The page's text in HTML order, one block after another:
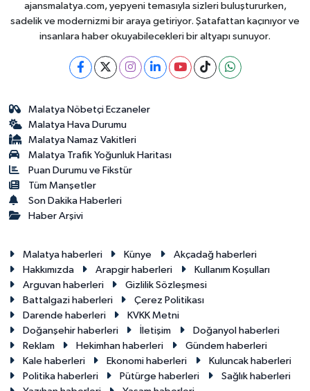
ajansmalatya.com, yepyeni temasıyla sizleri buluştururken,
sadelik ve modernizmi bir araya getiriyor. Şatafattan kaçınıyor ve
insanlara haber okuyabilecekleri bir altyapı sunuyor.
Malatya Nöbetçi Eczaneler
Malatya Hava Durumu
Malatya Namaz Vakitleri
Malatya Trafik Yoğunluk Haritası
Puan Durumu ve Fikstür
Tüm Manşetler
Son Dakika Haberleri
Haber Arşivi
Malatya haberleri Künye
Akçadağ haberleri
Hakkımızda
Arapgir haberleri
Kullanım Koşulları
Arguvan haberleri
Gizlilik Sözleşmesi
Battalgazi haberleri
Çerez Politikası
Darende haberleri
KVKK Metni
Doğanşehir haberleri
İletişim
Doğanyol haberleri
Reklam
Hekimhan haberleri
Gündem haberleri
Kale haberleri
Ekonomi haberleri
Kuluncak haberleri
Politika haberleri
Pütürge haberleri
Sağlık haberleri